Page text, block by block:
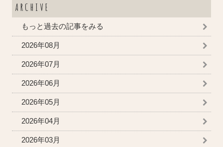
ARCHIVE
もっと過去の記事をみる
2026年08月
2026年07月
2026年06月
2026年05月
2026年04月
2026年03月